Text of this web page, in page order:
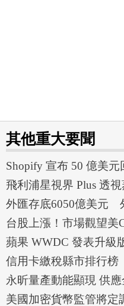
其他重大要聞
Shopify 宣布 50 億美元
飛利浦星視界 Plus 透
外匯存底6050億美元
台股上漲！市場觀望
蘋果 WWDC 發表升級
信用卡繳稅縣市排行
永昕量產動能顯現 供
美國加密貨幣監管將定